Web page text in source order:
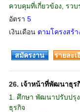
ควบคุมที่เกี่ยวข้อง, รว
อัตรา 5
เงินเดือน ตามโครงสร้า
สมัครงาน
รายละเ
26. เจ้าหน้าที่พัฒนาธุร
1. ศึกษา พัฒนาปรับปรุ
ธุรกิจ